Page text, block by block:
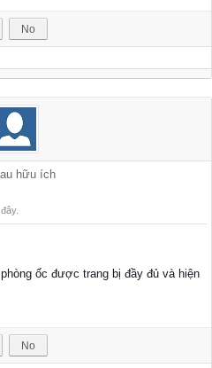
No
hữu ích
ốc được trang bị đầy đủ và hiện
No